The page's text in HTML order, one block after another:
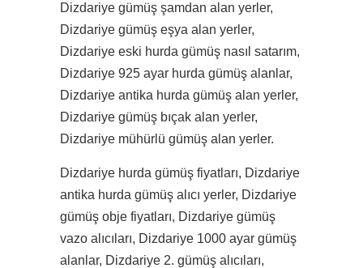
Dizdariye gümüş şamdan alan yerler,
Dizdariye gümüş eşya alan yerler,
Dizdariye eski hurda gümüş nasıl satarım,
Dizdariye 925 ayar hurda gümüş alanlar,
Dizdariye antika hurda gümüş alan yerler,
Dizdariye gümüş bıçak alan yerler,
Dizdariye mühürlü gümüş alan yerler.
Dizdariye hurda gümüş fiyatları, Dizdariye
antika hurda gümüş alıcı yerler, Dizdariye
gümüş obje fiyatları, Dizdariye gümüş
vazo alıcıları, Dizdariye 1000 ayar gümüş
alanlar, Dizdariye 2. gümüş alıcıları,